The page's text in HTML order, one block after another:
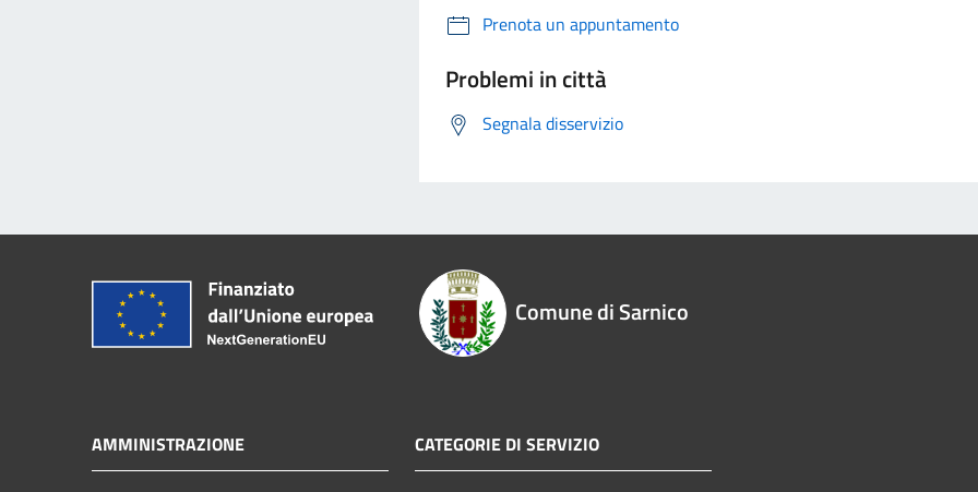
Prenota un appuntamento
Problemi in città
Segnala disservizio
Comune di Sarnico
AMMINISTRAZIONE CATEGORIE DI SERVIZIO